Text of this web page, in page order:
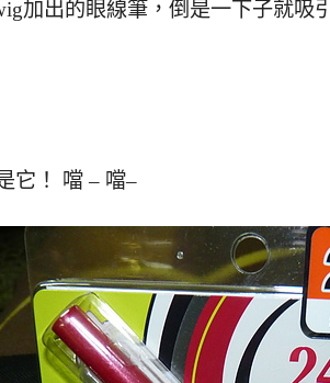
加出的眼線筆，倒是一下子就吸
它！ 噹 – 噹–